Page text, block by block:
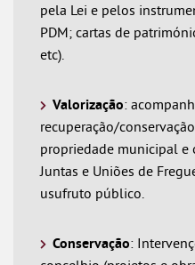
pela Lei e pelos
PDM; cartas de
etc).
Valorização:
recuperação/
propriedade municipal e
Juntas e Uniões de
usufruto público.
Conservação: